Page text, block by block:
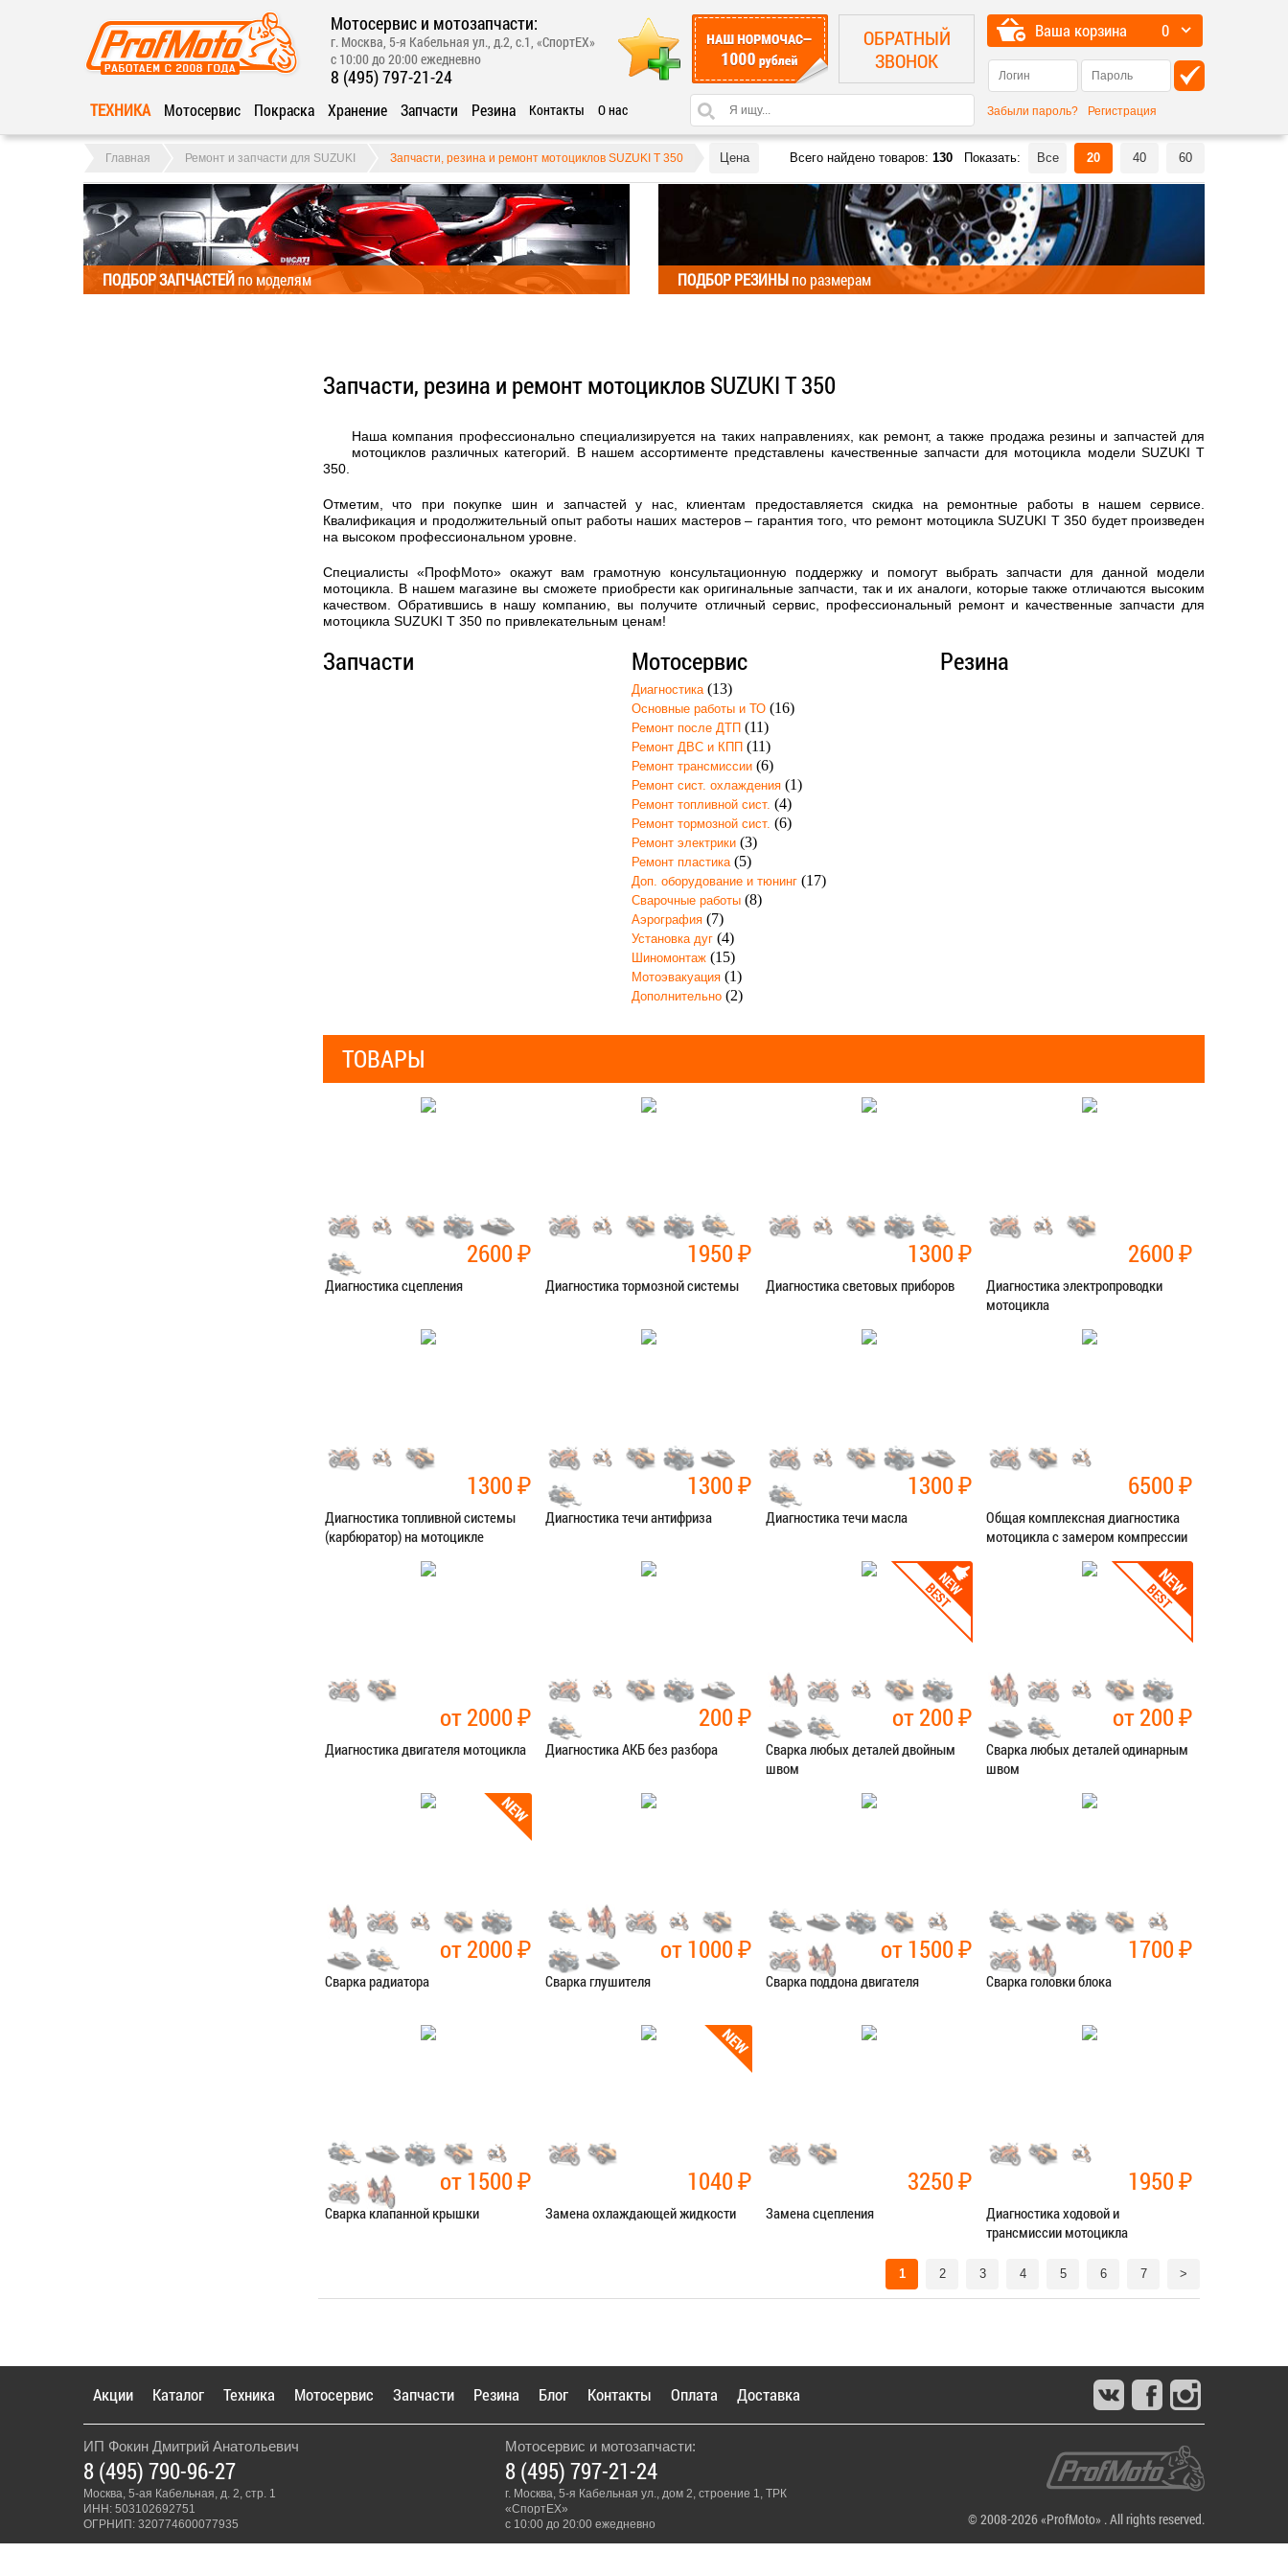
Ваша корзина 0
Регистрация
Забыли пароль?
Мотосервис и мотозапчасти:
г. Москва, 5-я Кабельная ул., д.2, с.1, «СпортЕХ»
с 10:00 до 20:00 ежедневно
8 (495) 797-21-24
ОБРАТНЫЙ
ЗВОНОК
ТЕХНИКА Мотосервис Покраска Хранение Запчасти Резина Контакты О нас
Главная Ремонт и запчасти для SUZUKI Запчасти, резина и ремонт мотоциклов SUZUKI T 350
ПОДБОР ЗАПЧАСТЕЙпо моделям ПОДБОР РЕЗИНЫпо размерам
Запчасти, резина и ремонт мотоциклов SUZUKI T 350
Наша компания профессионально специализируется на таких направлениях, как ремонт, а также продажа резины и запчастей для
мотоциклов различных категорий. В нашем ассортименте представлены качественные запчасти для мотоцикла модели SUZUKI T
350.
Отметим, что при покупке шин и запчастей у нас, клиентам предоставляется скидка на ремонтные работы в нашем сервисе.
Квалификация и продолжительный опыт работы наших мастеров – гарантия того, что ремонт мотоцикла SUZUKI T 350 будет произведен
на высоком профессиональном уровне.
Специалисты «ПрофМото» окажут вам грамотную консультационную поддержку и помогут выбрать запчасти для данной модели
мотоцикла. В нашем магазине вы сможете приобрести как оригинальные запчасти, так и их аналоги, которые также отличаются высоким
качеством. Обратившись в нашу компанию, вы получите отличный сервис, профессиональный ремонт и качественные запчасти для
мотоцикла SUZUKI T 350 по привлекательным ценам!
Запчасти Мотосервис
Диагностика (13)
Основные работы и ТО (16)
Ремонт после ДТП (11)
Ремонт ДВС и КПП (11)
Ремонт трансмиссии (6)
Ремонт сист. охлаждения (1)
Ремонт топливной сист. (4)
Ремонт тормозной сист. (6)
Ремонт электрики (3)
Ремонт пластика (5)
Доп. оборудование и тюнинг (17)
Сварочные работы (8)
Аэрография (7)
Установка дуг (4)
Шиномонтаж (15)
Мотоэвакуация (1)
Дополнительно (2)
Резина
ТОВАРЫ
Показать: Все 20 40 60
Всего найдено товаров: 130
Цена
2600₽
Диагностика сцепления
Диагностика
1950₽
Диагностика тормозной системы
Диагностика
1300₽
Диагностика световых приборов
Диагностика
2600₽
Диагностика электропроводки
мотоцикла
Диагностика
1300₽
Диагностика топливной системы
(карбюратор) на мотоцикле
Диагностика
1300₽
Диагностика течи антифриза
Диагностика
1300₽
Диагностика течи масла
Диагностика
ЗАПИСАТЬСЯ В СЕРВИС
6500₽
Общая комплексная диагностика
мотоцикла с замером компрессии
Диагностика
ЗАПИСАТЬСЯ В СЕРВИС
от 2000₽
Диагностика двигателя мотоцикла
Диагностика
200₽
Диагностика АКБ без разбора
Диагностика
от 200₽
Сварка любых деталей двойным
швом
Сварочные работы
от 200₽
Сварка любых деталей одинарным
швом
Сварочные работы
от 2000₽
Сварка радиатора
Сварочные работы
от 1000₽
Сварка глушителя
Сварочные работы
от 1500₽
Сварка поддона двигателя
Сварочные работы
1700₽
Сварка головки блока
Сварочные работы
от 1500₽
Сварка клапанной крышки
1040₽
Замена охлаждающей жидкости
3250₽
Замена сцепления
1950₽
Диагностика ходовой и
трансмиссии мотоцикла
1 2 3 4 5 6 7 >
Акции Каталог Техника Мотосервис Запчасти Резина Блог Контакты Оплата Доставка
ИП Фокин Дмитрий Анатольевич
8 (495) 790-96-27
Москва, 5-ая Кабельная, д. 2, стр. 1
ИНН: 503102692751
ОГРНИП: 320774600077935
Мотосервис и мотозапчасти:
8 (495) 797-21-24
г. Москва, 5-я Кабельная ул., дом 2, строение 1, ТРК
«СпортЕХ»
с 10:00 до 20:00 ежедневно
© 2008-2026 «ProfMoto» . All rights reserved.